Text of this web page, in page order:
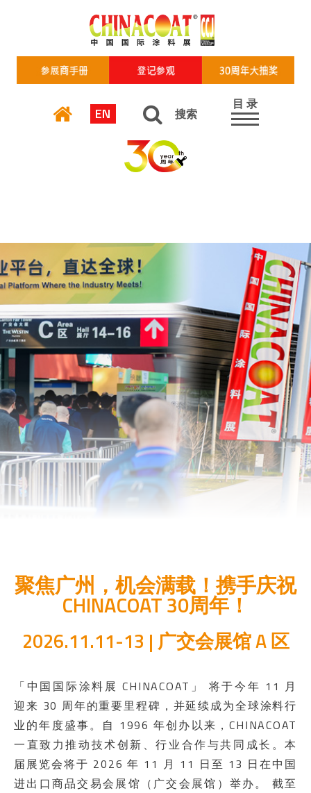
EN 搜索
目 录
聚焦广州，机会满载！携手庆祝
CHINACOAT 30周年！
2026.11.11-13 | 广交会展馆 A 区
「中国国际涂料展 CHINACOAT」 将于今年 11 月
迎来 30 周年的重要里程碑，并延续成为全球涂料行
业的年度盛事。自 1996 年创办以来，CHINACOAT
一直致力推动技术创新、行业合作与共同成长。本
届展览会将于 2026 年 11 月 11 日至 13 日在中国
进出口商品交易会展馆（广交会展馆）举办。 截至